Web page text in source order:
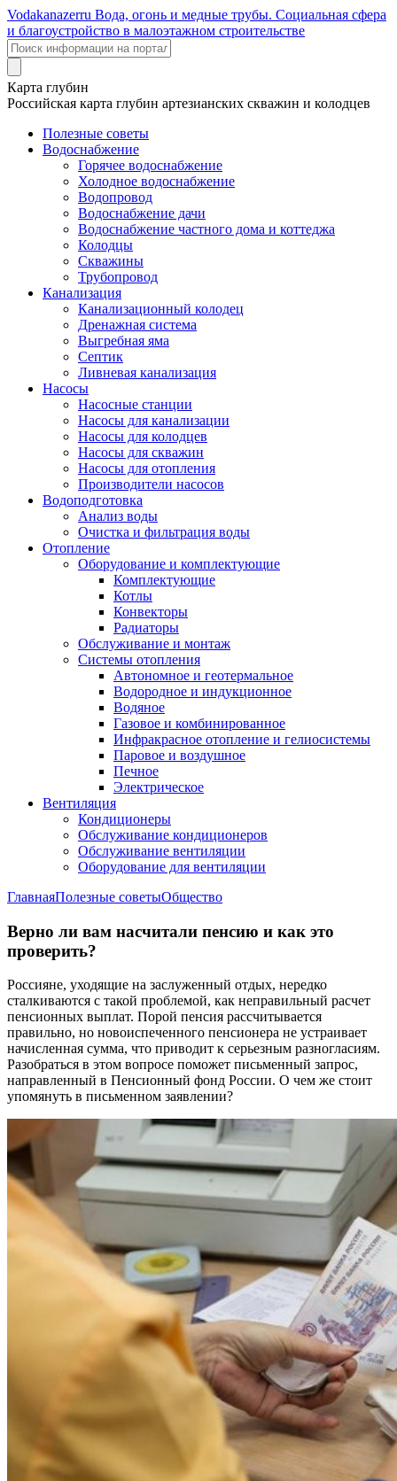
Vodakanazerru Вода, огонь и медные трубы. Социальная сфера
и благоустройство в малоэтажном строительстве
Карта глубин
Российская карта глубин артезианских скважин и колодцев
Полезные советы
Водоснабжение
Горячее водоснабжение
Холодное водоснабжение
Водопровод
Водоснабжение дачи
Водоснабжение частного дома и коттеджа
Колодцы
Скважины
Трубопровод
Канализация
Канализационный колодец
Дренажная система
Выгребная яма
Септик
Ливневая канализация
Насосы
Насосные станции
Насосы для канализации
Насосы для колодцев
Насосы для скважин
Насосы для отопления
Производители насосов
Водоподготовка
Анализ воды
Очистка и фильтрация воды
Отопление
Оборудование и комплектующие
Комплектующие
Котлы
Конвекторы
Радиаторы
Обслуживание и монтаж
Системы отопления
Автономное и геотермальное
Водородное и индукционное
Водяное
Газовое и комбинированное
Инфракрасное отопление и гелиосистемы
Паровое и воздушное
Печное
Электрическое
Вентиляция
Кондиционеры
Обслуживание кондиционеров
Обслуживание вентиляции
Оборудование для вентиляции
ГлавнаяПолезные советыОбщество
Верно ли вам насчитали пенсию и как это
проверить?
Россияне, уходящие на заслуженный отдых, нередко
сталкиваются с такой проблемой, как неправильный расчет
пенсионных выплат. Порой пенсия рассчитывается
правильно, но новоиспеченного пенсионера не устраивает
начисленная сумма, что приводит к серьезным разногласиям.
Разобраться в этом вопросе поможет письменный запрос,
направленный в Пенсионный фонд России. О чем же стоит
упомянуть в письменном заявлении?